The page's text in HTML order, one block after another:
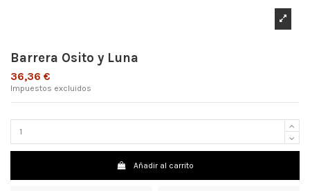
Barrera Osito y Luna
36,36 €
Impuestos excluidos
Añadir al carrito